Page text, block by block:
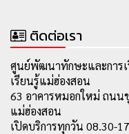
ติดต่อเรา
ศูนย์พัฒนาทักษะและการเ
เรียนรู้แม่ฮ่องสอน
63 อาคารหมอกใหม่ ถนน
แม่ฮ่องสอน
เปิดบริการทุกวัน 08.30-